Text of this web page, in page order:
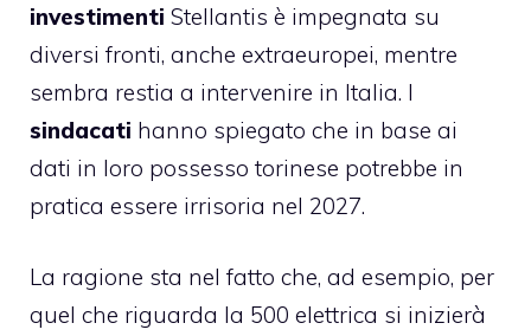
investimenti Stellantis è impegnata su
diversi fronti, anche extraeuropei, mentre
sembra restia a intervenire in Italia. I
sindacati hanno spiegato che in base ai
dati in loro possesso torinese potrebbe in
pratica essere irrisoria nel 2027.
La ragione sta nel fatto che, ad esempio, per
quel che riguarda la 500 elettrica si inizierà